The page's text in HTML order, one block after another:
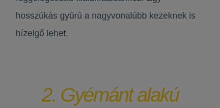
hosszúkás gyűrű a nagyvonalúbb kezeknek is
hízelgő lehet.
2. Gyémánt alakú